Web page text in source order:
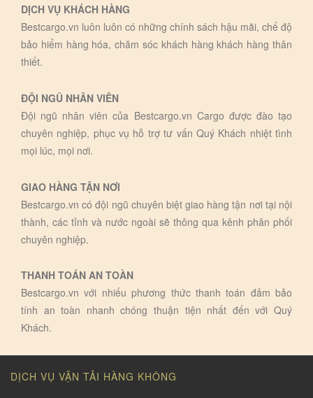
DỊCH VỤ KHÁCH HÀNG
Bestcargo.vn luôn luôn có những chính sách hậu mãi, chế độ
bảo hiểm hàng hóa, chăm sóc khách hàng khách hàng thân
thiết.
ĐỘI NGŨ NHÂN VIÊN
Đội ngũ nhân viên của Bestcargo.vn Cargo được đào tạo
chuyên nghiệp, phục vụ hỗ trợ tư vấn Quý Khách nhiệt tình
mọi lúc, mọi nơi.
GIAO HÀNG TẬN NƠI
Bestcargo.vn có đội ngũ chuyên biệt giao hàng tận nơi tại nội
thành, các tỉnh và nước ngoài sẽ thông qua kênh phân phối
chuyên nghiệp.
THANH TOÁN AN TOÀN
Bestcargo.vn với nhiếu phương thức thanh toán đảm bảo
tính an toàn nhanh chóng thuận tiện nhất đến với Quý
Khách.
DỊCH VỤ VẬN TẢI HÀNG KHÔNG